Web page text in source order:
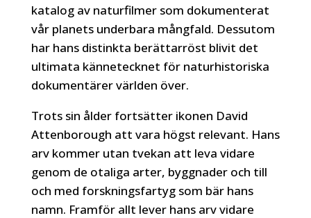
katalog av naturfilmer som dokumenterat
vår planets underbara mångfald. Dessutom
har hans distinkta berättarröst blivit det
ultimata kännetecknet för naturhistoriska
dokumentärer världen över.
Trots sin ålder fortsätter ikonen David
Attenborough att vara högst relevant. Hans
arv kommer utan tvekan att leva vidare
genom de otaliga arter, byggnader och till
och med forskningsfartyg som bär hans
namn. Framför allt lever hans arv vidare